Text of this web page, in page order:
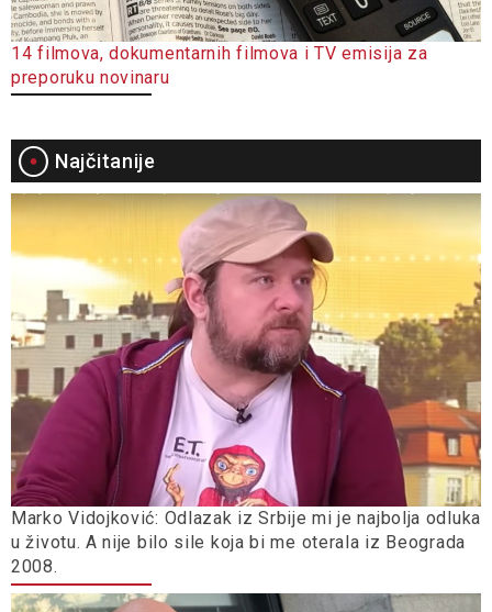
14 filmova, dokumentarnih filmova i TV emisija za
preporuku novinaru
Najčitanije
Marko Vidojković: Odlazak iz Srbije mi je najbolja odluka
u životu. A nije bilo sile koja bi me oterala iz Beograda
2008.